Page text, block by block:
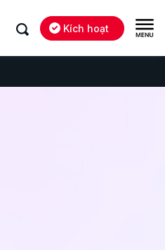
Kích hoạt